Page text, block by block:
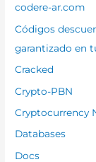
codere-ar.com
Códigos
garantizado en
Cracked
Crypto-PBN
Cryptocurrency
Databases
Docs